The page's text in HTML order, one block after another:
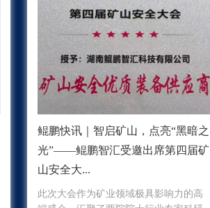
鲲鹏快讯｜智启矿山，点亮“黑暗之
光”——鲲鹏智汇受邀出席第四届矿
山安全大...
此次大会作为矿业领域极具影响力的高